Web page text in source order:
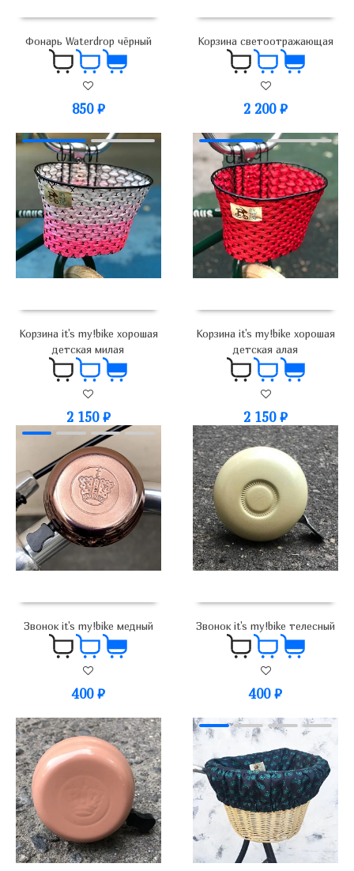
Фонарь Waterdrop чёрный
850 ₽
Корзина светоотражающая
2 200₽
Корзина it's my!bike хорошая
детская милая
2 150 ₽
Корзина it's my!bike хорошая
детская алая
2 150₽
Звонок it's my!bike медный
400 ₽
Звонок it's my!bike телесный
400₽